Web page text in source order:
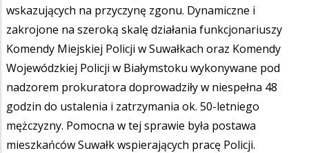
wskazujących na przyczynę zgonu. Dynamiczne i
zakrojone na szeroką skalę działania funkcjonariuszy
Komendy Miejskiej Policji w Suwałkach oraz Komendy
Wojewódzkiej Policji w Białymstoku wykonywane pod
nadzorem prokuratora doprowadziły w niespełna 48
godzin do ustalenia i zatrzymania ok. 50-letniego
mężczyzny. Pomocna w tej sprawie była postawa
mieszkańców Suwałk wspierających pracę Policji.